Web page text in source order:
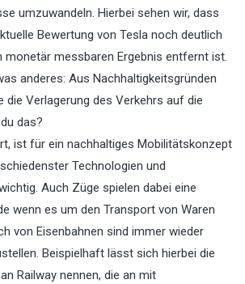
umzuwandeln. Hierbei sehen wir, dass
Bewertung von Tesla noch deutlich
monetär messbaren Ergebnis entfernt ist.
anderes: Aus Nachhaltigkeitsgründen
die Verlagerung des Verkehrs auf die
das?
ist für ein nachhaltiges Mobilitätskonzept
Technologien und
Auch Züge spielen dabei eine
wenn es um den Transport von Waren
von Eisenbahnen sind immer wieder
Beispielhaft lässt sich hierbei die
Railway nennen, die an mit